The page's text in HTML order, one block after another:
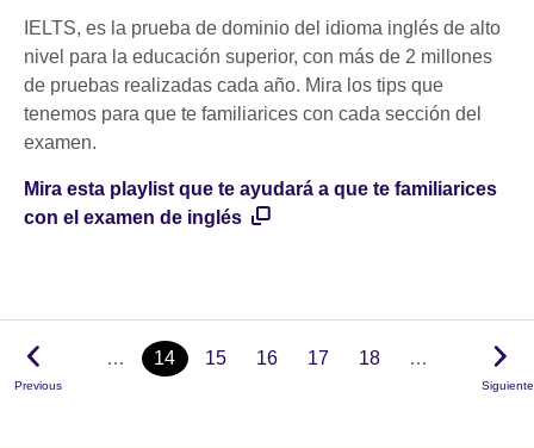
IELTS, es la prueba de dominio del idioma inglés de alto
nivel para la educación superior, con más de 2 millones
de pruebas realizadas cada año. Mira los tips que
tenemos para que te familiarices con cada sección del
examen.
Mira esta playlist que te ayudará a que te familiarices
con el examen de inglés
Previous
… 14 15 16 17 18 …
Siguiente